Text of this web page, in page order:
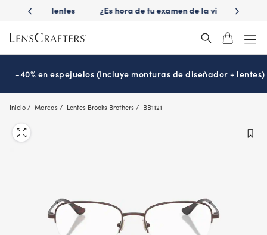
main
content
lentes
¿Es hora de tu examen de la vista?
Disfruta -
-40% en espejuelos (Incluye monturas de diseñador + lentes)
Inicio Marcas Lentes Brooks Brothers BB1121